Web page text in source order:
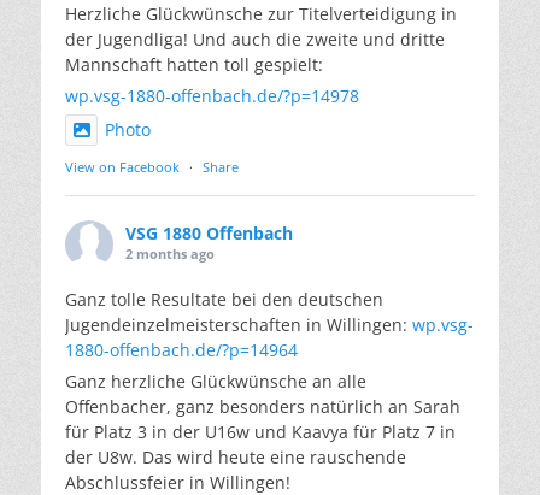
Herzliche Glückwünsche zur Titelverteidigung in
der Jugendliga! Und auch die zweite und dritte
Mannschaft hatten toll gespielt:
wp.vsg-1880-offenbach.de/?p=14978
Photo
View on Facebook · Share
VSG 1880 Offenbach
2 months ago
Ganz tolle Resultate bei den deutschen
Jugendeinzelmeisterschaften in Willingen: wp.vsg-
1880-offenbach.de/?p=14964
Ganz herzliche Glückwünsche an alle
Offenbacher, ganz besonders natürlich an Sarah
für Platz 3 in der U16w und Kaavya für Platz 7 in
der U8w. Das wird heute eine rauschende
Abschlussfeier in Willingen!